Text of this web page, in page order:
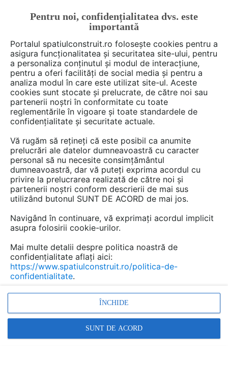
FĂ-ȚI CONT
CUM SE FACE
Deschide filtre
4 gamecu 21 produse în categoria
Tabla, panouri, tigle metalice
Cere ofertă Cere info
Tabla expandata pentru aplicatii in constructii GRIRO
Pentru noi, confidențialitatea dvs. este
importantă
Portalul spatiulconstruit.ro folosește cookies pentru a
asigura funcționalitatea și securitatea site-ului, pentru
a personaliza conținutul și modul de interacțiune,
pentru a oferi facilități de social media și pentru a
analiza modul în care este utilizat site-ul. Aceste
cookies sunt stocate și prelucrate, de către noi sau
partenerii noștri în conformitate cu toate
reglementările în vigoare și toate standardele de
confidențialitate și securitate actuale.
Vă rugăm să rețineți că este posibil ca anumite
prelucrări ale datelor dumneavoastră cu caracter
personal să nu necesite consimțământul
dumneavoastră, dar vă puteți exprima acordul cu
privire la prelucrarea realizată de către noi și
partenerii noștri conform descrierii de mai sus
utilizând butonul SUNT DE ACORD de mai jos.
Navigând în continuare, vă exprimați acordul implicit
asupra folosirii cookie-urilor.
Mai multe detalii despre politica noastră de
confidențialitate aflați aici:
https://www.spatiulconstruit.ro/politica-de-
confidentialitate.
ÎNCHIDE
SUNT DE ACORD